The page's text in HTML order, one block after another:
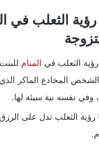
الثعلب في
رؤية الثعلب في المنام
المخادع الماكر
وفي نفسه نية سيئة لها.
رؤية الثعلب تدل على